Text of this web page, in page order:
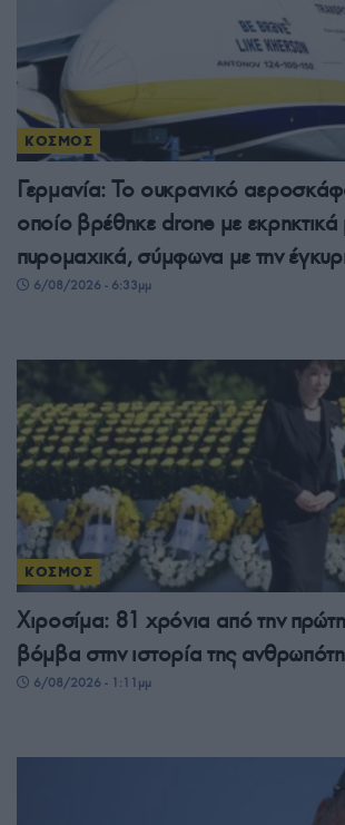
ΚΟΣΜΟΣ
Γερμανία: Το ουκρανικό
οποίο βρέθηκε drone με εκρηκτικά
πυρομαχικά, σύμφωνα με την
6/08/2026 - 6:33μμ
ΚΟΣΜΟΣ
Χιροσίμα: 81 χρόνια από την
βόμβα στην ιστορία της
6/08/2026 - 1:11μμ